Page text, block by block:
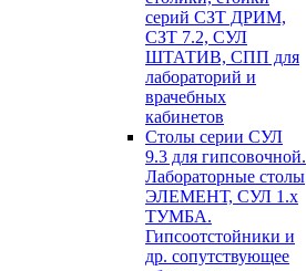
серий СЗТ ДРИМ,
СЗТ 7.2, СУЛ
ШТАТИВ, СПП для
лабораторий и
врачебных
кабинетов
Столы серии СУЛ
9.3 для гипсовочной.
Лабораторные столы
ЭЛЕМЕНТ, СУЛ 1.х
ТУМБА.
Гипсоотстойники и
др. сопутствующее